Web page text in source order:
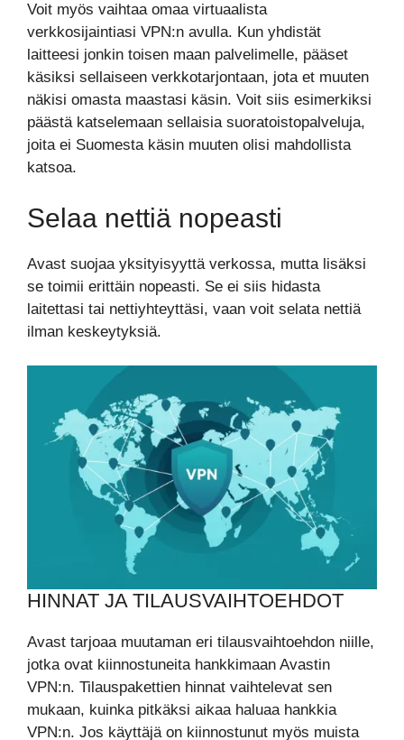
Voit myös vaihtaa omaa virtuaalista
verkkosijaintiasi VPN:n avulla. Kun yhdistät
laitteesi jonkin toisen maan palvelimelle, pääset
käsiksi sellaiseen verkkotarjontaan, jota et muuten
näkisi omasta maastasi käsin. Voit siis esimerkiksi
päästä katselemaan sellaisia suoratoistopalveluja,
joita ei Suomesta käsin muuten olisi mahdollista
katsoa.
Selaa nettiä nopeasti
Avast suojaa yksityisyyttä verkossa, mutta lisäksi
se toimii erittäin nopeasti. Se ei siis hidasta
laitettasi tai nettiyhteyttäsi, vaan voit selata nettiä
ilman keskeytyksiä.
HINNAT JA TILAUSVAIHTOEHDOT
Avast tarjoaa muutaman eri tilausvaihtoehdon niille,
jotka ovat kiinnostuneita hankkimaan Avastin
VPN:n. Tilauspakettien hinnat vaihtelevat sen
mukaan, kuinka pitkäksi aikaa haluaa hankkia
VPN:n. Jos käyttäjä on kiinnostunut myös muista